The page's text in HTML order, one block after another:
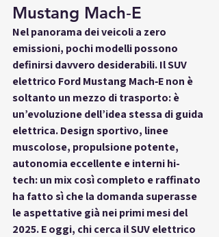
Mustang Mach‑E
Nel panorama dei veicoli a zero
emissioni, pochi modelli possono
definirsi davvero desiderabili. Il SUV
elettrico Ford Mustang Mach‑E non è
soltanto un mezzo di trasporto: è
un’evoluzione dell’idea stessa di guida
elettrica. Design sportivo, linee
muscolose, propulsione potente,
autonomia eccellente e interni hi-
tech: un mix così completo e raffinato
ha fatto sì che la domanda superasse
le aspettative già nei primi mesi del
2025. E oggi, chi cerca il SUV elettrico